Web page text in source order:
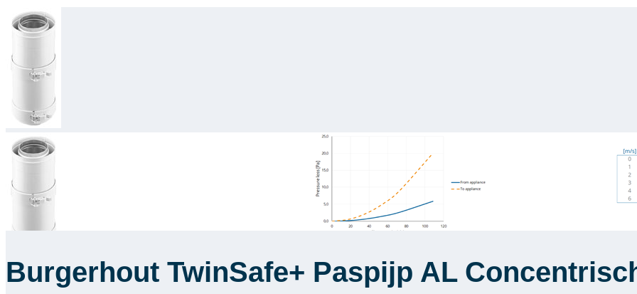
Burgerhout TwinSafe+ Paspijp AL